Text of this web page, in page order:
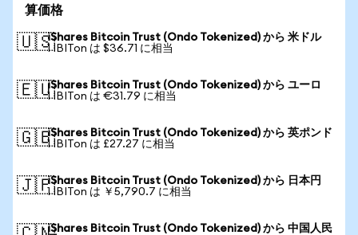
算価格
🇺🇸iShares Bitcoin Trust (Ondo Tokenized) から 米ドル
1 IBITon は $36.71 に相当
🇪🇺iShares Bitcoin Trust (Ondo Tokenized) から ユーロ
1 IBITon は €31.79 に相当
🇬🇧iShares Bitcoin Trust (Ondo Tokenized) から 英ポンド
1 IBITon は £27.27 に相当
🇯🇵iShares Bitcoin Trust (Ondo Tokenized) から 日本円
1 IBITon は ￥5,790.7 に相当
iShares Bitcoin Trust (Ondo Tokenized) から 中国人民